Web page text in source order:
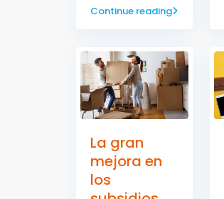
Continue reading
La gran
mejora en
los